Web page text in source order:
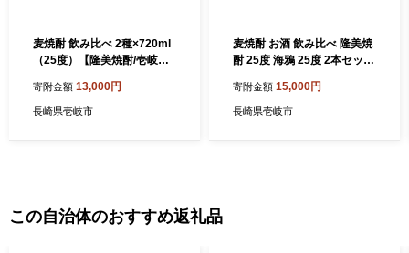
麦焼酎 飲み比べ 2種×720ml
（25度）【隆美焼酎/壱岐の
下御免】[JDB061] 焼酎 お酒
むぎ焼酎 壱岐焼酎 本格焼酎
寄附金額 13,000円
長崎県壱岐市
麦焼酎 お酒 飲み比べ 隆美焼
酎 25度 海鴉 25度 2本セット
B039] 麦焼酎 むぎ焼酎 お酒
飲み比べ 15000 15000円
寄附金額 15,000円
長崎県壱岐市
この自治体のおすすめ返礼品